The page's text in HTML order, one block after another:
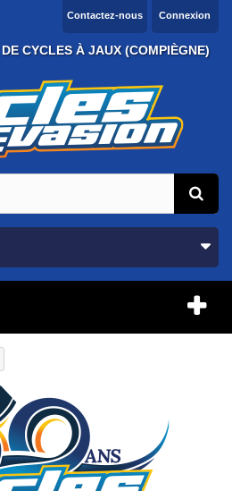
Connexion
Contactez-nous
CYCLES À JAUX (COMPIÈGNE)